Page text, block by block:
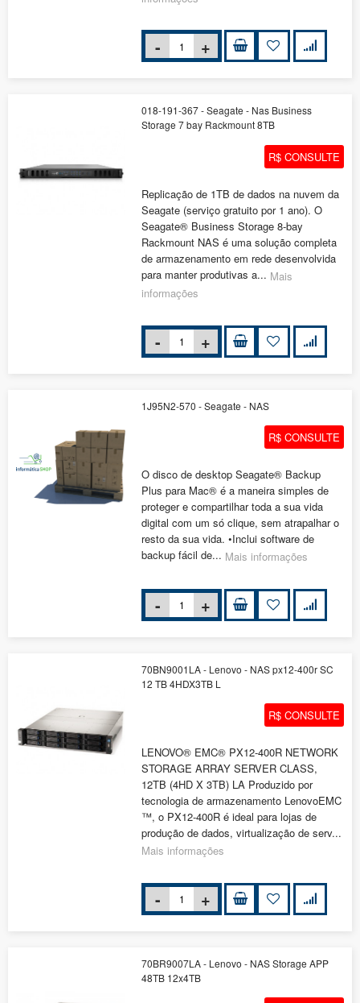
018-191-367 - Seagate - Nas Business
Storage 7 bay Rackmount 8TB
R$ CONSULTE
Replicação de 1TB de dados na nuvem da
Seagate (serviço gratuito por 1 ano). O
Seagate® Business Storage 8-bay
Rackmount NAS é uma solução completa
de armazenamento em rede desenvolvida
para manter produtivas a... Mais
informações
1J95N2-570 - Seagate - NAS
R$ CONSULTE
O disco de desktop Seagate® Backup
Plus para Mac® é a maneira simples de
proteger e compartilhar toda a sua vida
digital com um só clique, sem atrapalhar o
resto da sua vida. •Inclui software de
backup fácil de... Mais informações
70BN9001LA - Lenovo - NAS px12-400r SC
12 TB 4HDX3TB L
R$ CONSULTE
LENOVO® EMC® PX12-400R NETWORK
STORAGE ARRAY SERVER CLASS,
12TB (4HD X 3TB) LA Produzido por
tecnologia de armazenamento LenovoEMC
™, o PX12-400R é ideal para lojas de
produção de dados, virtualização de serv...
Mais informações
70BR9007LA - Lenovo - NAS Storage APP
48TB 12x4TB